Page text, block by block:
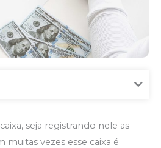
seja registrando nele as
muitas vezes esse caixa é